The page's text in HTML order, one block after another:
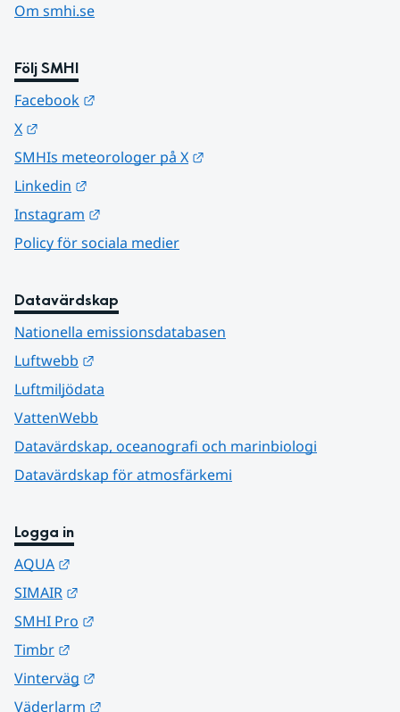
Om smhi.se
Följ SMHI
Facebook
X
SMHIs meteorologer på X
Linkedin
Instagram
Policy för sociala medier
Datavärdskap
Nationella emissionsdatabasen
Luftwebb
Luftmiljödata
VattenWebb
Datavärdskap, oceanografi och marinbiologi
Datavärdskap för atmosfärkemi
Logga in
AQUA
SIMAIR
SMHI Pro
Timbr
Vinterväg
Väderlarm